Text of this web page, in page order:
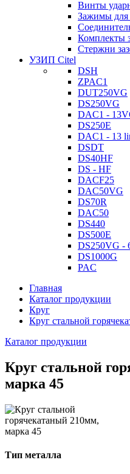
Винты
Зажимы для
Комплекты
Стержни
УЗИП Citel
DSH
ZPAC1
DUT250VG
DS250VG
DAC1 -
DS250E
DAC1 - 13
DSDT
DS40HF
DS - HF
DACF25
DAC50VG
DS70R
DAC50
DS440
DS500E
DS250VG -
DS1000G
PAC
Главная
Каталог продукции
Круг
Круг стальной
Каталог продукции
Круг стальной
марка 45
Тип металла